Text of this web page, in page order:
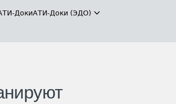
ДокиАТИ-Доки (ЭДО)